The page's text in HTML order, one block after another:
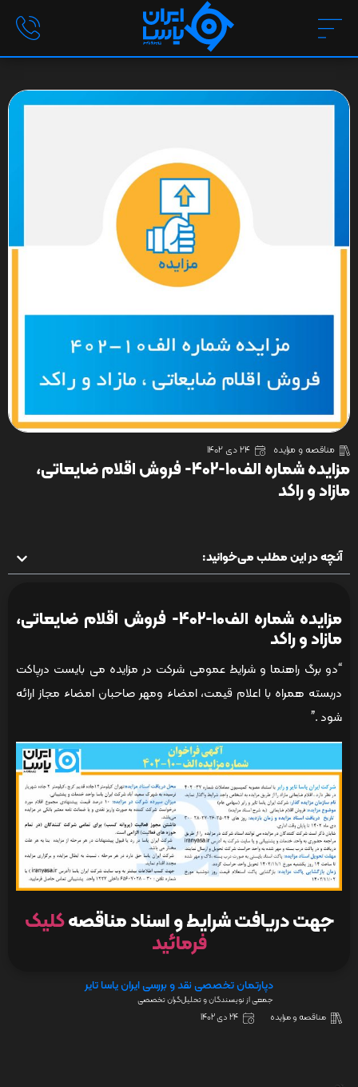
مناقصه و مزایده 24 دی 1402
مزایده شماره الف10-402- فروش اقلام ضایعاتی،
مازاد و راکد
آنچه در این مطلب می‌خوانید:
مزایده شماره الف10-402- فروش اقلام ضایعاتی،
مازاد و راکد
“دو برگ راهنما و شرایط عمومی شرکت در مزایده می بایست درپاکت
دربسته همراه با اعلام قیمت، امضاء ومهر صاحبان امضاء مجاز ارائه
شود .”
جهت دریافت شرایط و اسناد مناقصهکلیک
فرمائید
دپارتمان تخصصی نقد و بررسی ایران یاسا تایر
جمعی از نویسندگان و تحلیل‌گران تخصصی
مناقصه و مزایده 24 دی 1402